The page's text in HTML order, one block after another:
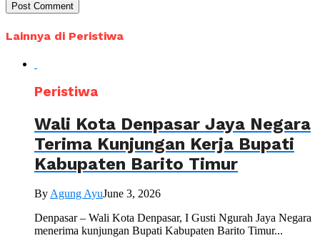
Lainnya di Peristiwa
Peristiwa
Wali Kota Denpasar Jaya Negara
Terima Kunjungan Kerja Bupati
Kabupaten Barito Timur
ByAgung AyuJune 3, 2026
Denpasar – Wali Kota Denpasar, I Gusti Ngurah Jaya Negara
menerima kunjungan Bupati Kabupaten Barito Timur...